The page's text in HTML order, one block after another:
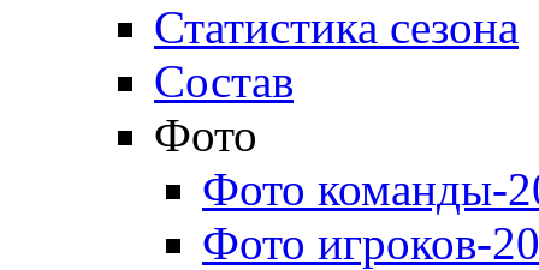
Статистика сезона
Состав
Фото
Фото команды-
Фото игроков-